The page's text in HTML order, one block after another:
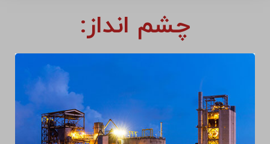
چشم انداز: